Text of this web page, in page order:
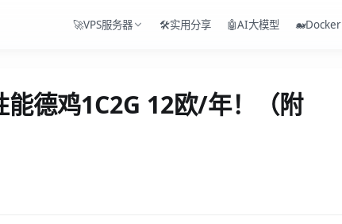
🚀VPS服务器 🛠️实用分享 🤖AI大模型 🐋Docker
德鸡1C2G 12欧/年！（附